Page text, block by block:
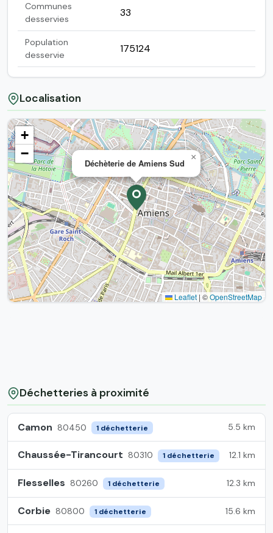
Communes
desservies
33
Population
desservie
175124
Localisation
Déchèterie de Amiens Sud
×
+
−
Leaflet | ©OpenStreetMap
Déchetteries à proximité
Camon 80450 1 déchetterie 5.5 km
Chaussée-Tirancourt 80310 1 déchetterie 12.1 km
Flesselles 80260 1 déchetterie 12.3 km
Corbie 80800 1 déchetterie 15.6 km